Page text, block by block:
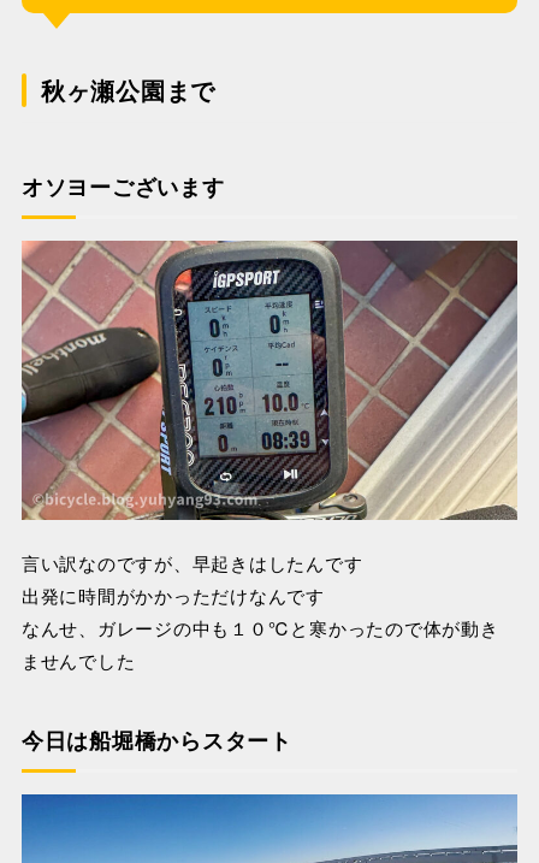
秋ヶ瀬公園まで
オソヨーございます
言い訳なのですが、早起きはしたんです
出発に時間がかかっただけなんです
なんせ、ガレージの中も１０℃と寒かったので体が動き
ませんでした
今日は船堀橋からスタート